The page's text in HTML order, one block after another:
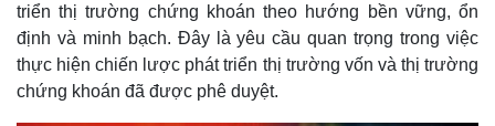
triển thị trường chứng khoán theo hướng bền vững, ổn
định và minh bạch. Đây là yêu cầu quan trọng trong việc
thực hiện chiến lược phát triển thị trường vốn và thị trường
chứng khoán đã được phê duyệt.